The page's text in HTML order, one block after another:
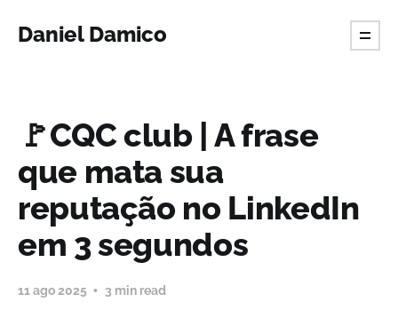
Daniel Damico
🚩CQC club | A frase
que mata sua
reputação no LinkedIn
em 3 segundos
11 ago 2025 3 min read